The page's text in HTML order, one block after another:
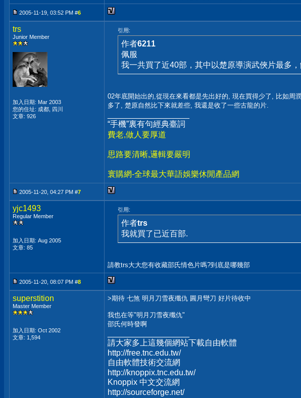
2005-11-19, 03:52 PM #6
trs
Junior Member
加入日期: Mar 2003
您的住址: 成都, 四川
文章: 926
引用:
作者6211
佩服
我一共買了近40部，其中以楚原導演武俠片最多
02年底開始出的,從現在來看都是先出好的, 現在買得少了, 比如周
多了, 楚原自然比下來就差些, 我還是收了一些古龍的片.
“手機”裏有句經典臺詞
費老,做人要厚道
思路要清晰,邏輯要嚴明
寰購網-全球最大華語娛樂休閒產品網
2005-11-20, 04:27 PM #7
yjc1493
Regular Member
加入日期: Aug 2005
文章: 85
引用:
作者trs
我就買了已近百部.
請教trs大大您有收藏邵氏情色片嗎?到底是哪幾部
2005-11-20, 08:07 PM #8
superstition
Master Member
加入日期: Oct 2002
文章: 1,594
>期待 七煞 明月刀雪夜殲仇 圓月彎刀 好片待收中
我也在等"明月刀雪夜殲仇"
邵氏何時發啊
請大家多上這幾個網站下載自由軟體
http://free.tnc.edu.tw/
自由軟體技術交流網
http://knoppix.tnc.edu.tw/
Knoppix 中文交流網
http://sourceforge.net/